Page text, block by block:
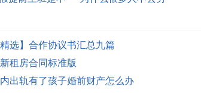
精选】合作协议书汇总九篇
租房合同标准版
出轨有了孩子婚前财产怎么办